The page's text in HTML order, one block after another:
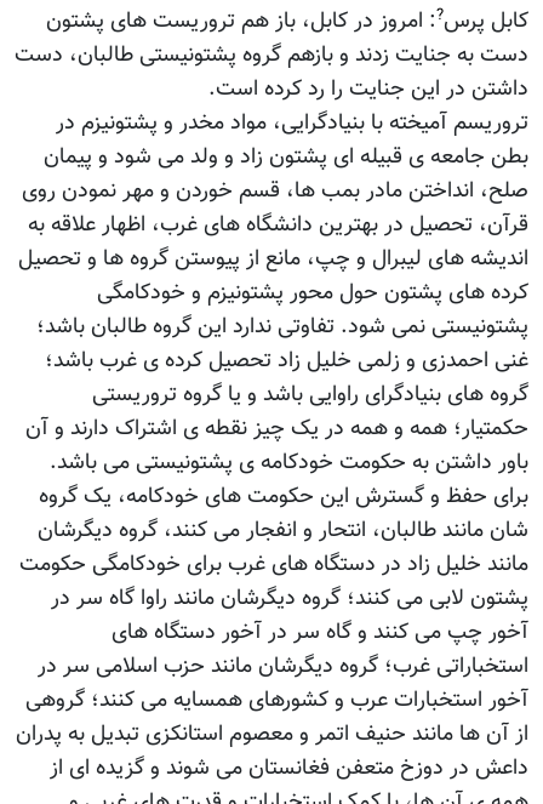
کابل پرس?: امروز در کابل، باز هم تروریست های پشتون
دست به جنایت زدند و بازهم گروه پشتونیستی طالبان، دست
داشتن در این جنایت را رد کرده است.
تروریسم آمیخته با بنیادگرایی، مواد مخدر و پشتونیزم در
بطن جامعه ی قبیله ای پشتون زاد و ولد می شود و پیمان
صلح، انداختن مادر بمب ها، قسم خوردن و مهر نمودن روی
قرآن، تحصیل در بهترین دانشگاه های غرب، اظهار علاقه به
اندیشه های لیبرال و چپ، مانع از پیوستن گروه ها و تحصیل
کرده های پشتون حول محور پشتونیزم و خودکامگی
پشتونیستی نمی شود. تفاوتی ندارد این گروه طالبان باشد؛
غنی احمدزی و زلمی خلیل زاد تحصیل کرده ی غرب باشد؛
گروه های بنیادگرای راوایی باشد و یا گروه تروریستی
حکمتیار؛ همه و همه در یک چیز نقطه ی اشتراک دارند و آن
باور داشتن به حکومت خودکامه ی پشتونیستی می باشد.
برای حفظ و گسترش این حکومت های خودکامه، یک گروه
شان مانند طالبان، انتحار و انفجار می کنند، گروه دیگرشان
مانند خلیل زاد در دستگاه های غرب برای خودکامگی حکومت
پشتون لابی می کنند؛ گروه دیگرشان مانند راوا گاه سر در
آخور چپ می کنند و گاه سر در آخور دستگاه های
استخباراتی غرب؛ گروه دیگرشان مانند حزب اسلامی سر در
آخور استخبارات عرب و کشورهای همسایه می کنند؛ گروهی
از آن ها مانند حنیف اتمر و معصوم استانکزی تبدیل به پدران
داعش در دوزخ متعفن فغانستان می شوند و گزیده ای از